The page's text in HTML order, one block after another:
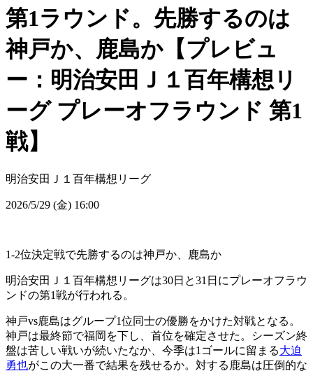
第1ラウンド。先勝するのは
神戸か、鹿島か【プレビュ
ー：明治安田Ｊ１百年構想リ
ーグ プレーオフラウンド 第1
戦】
明治安田Ｊ１百年構想リーグ
2026/5/29 (金) 16:00
1-2位決定戦で先勝するのは神戸か、鹿島か
明治安田Ｊ１百年構想リーグは30日と31日にプレーオフラウ
ンドの第1戦が行われる。
神戸vs鹿島はグループ1位同士の優勝をかけた対戦となる。
神戸は最終節で福岡を下し、首位を確定させた。シーズン終
盤は苦しい戦いが続いたなか、今季は1ゴールに留まる大迫
勇也がこの大一番で結果を残せるか。対する鹿島は圧倒的な